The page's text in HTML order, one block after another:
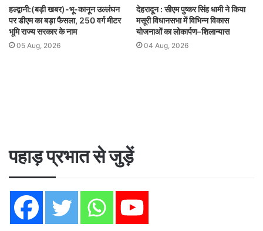
हल्द्वानी:(बड़ी खबर)-भू-कानून उल्लंघन
पर डीएम का बड़ा फैसला, 250 वर्ग मीटर
भूमि राज्य सरकार के नाम
05 Aug, 2026
देहरादून : सीएम पुष्कर सिंह धामी ने किया
मसूरी विधानसभा में विभिन्न विकास
योजनाओं का लोकार्पण–शिलान्यास
04 Aug, 2026
पहाड़ प्रभात से जुड़ें